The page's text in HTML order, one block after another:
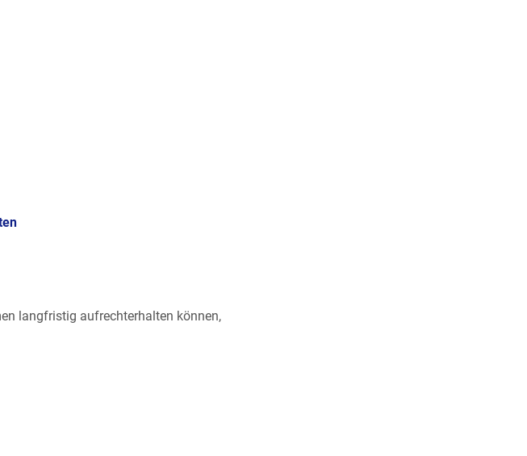
langfristig aufrechterhalten können,